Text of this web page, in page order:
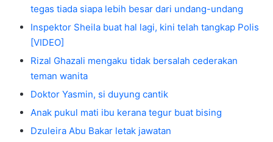
tegas tiada siapa lebih besar dari undang-undang
Inspektor Sheila buat hal lagi, kini telah tangkap Polis
[VIDEO]
Rizal Ghazali mengaku tidak bersalah cederakan
teman wanita
Doktor Yasmin, si duyung cantik
Anak pukul mati ibu kerana tegur buat bising
Dzuleira Abu Bakar letak jawatan